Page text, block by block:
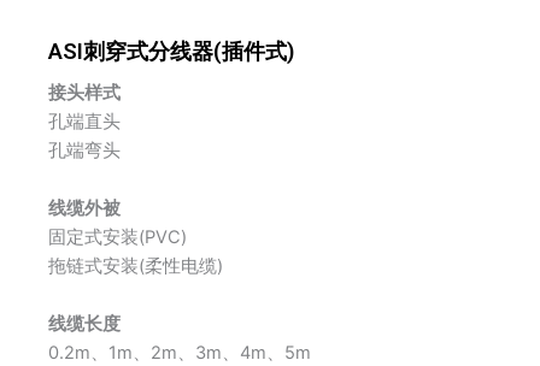
ASI刺穿式分线器(插件式)
接头样式
孔端直头
孔端弯头
线缆外被
固定式安装(PVC)
拖链式安装(柔性电缆)
线缆长度
0.2m、1m、2m、3m、4m、5m